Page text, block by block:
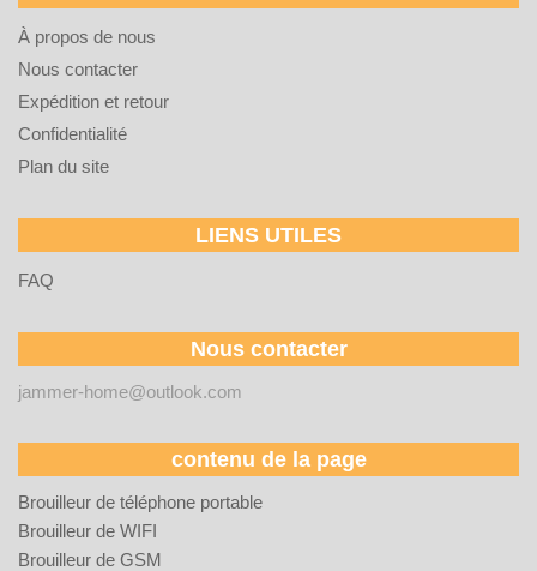
À propos de nous
Nous contacter
Expédition et retour
Confidentialité
Plan du site
LIENS UTILES
FAQ
Nous contacter
jammer-home@outlook.com
contenu de la page
Brouilleur de téléphone portable
Brouilleur de WIFI
Brouilleur de GSM